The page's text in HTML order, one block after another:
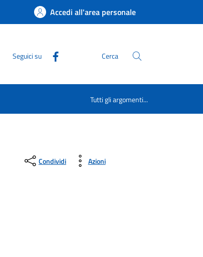
Accedi all'area personale
Seguici su Cerca
Tutti gli argomenti...
Condividi Azioni